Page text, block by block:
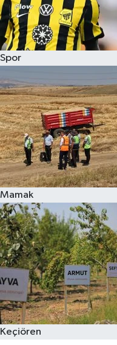
Spor
Mamak
Keçiören